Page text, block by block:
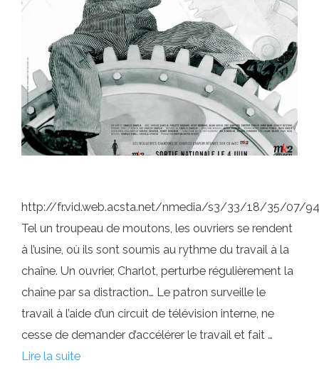
http://fr.vid.web.acsta.net/nmedia/s3/33/18/35/07/
Tel un troupeau de moutons, les ouvriers se rendent
à l’usine, où ils sont soumis au rythme du travail à la
chaîne. Un ouvrier, Charlot, perturbe régulièrement la
chaîne par sa distraction… Le patron surveille le
travail à l’aide d’un circuit de télévision interne, ne
cesse de demander d’accélérer le travail et fait …
Lire la suite